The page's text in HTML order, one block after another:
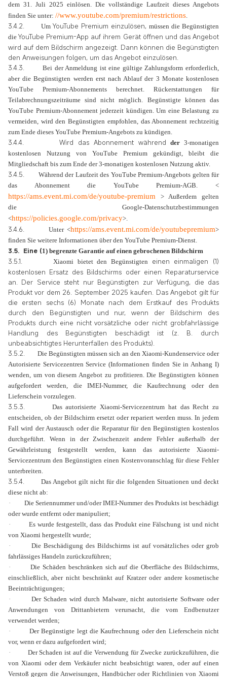
dem 31. Juli 2025 einlösen. Die vollständige Laufzeit dieses Angebots
finden Sie unter: //www.youtube.com/premium/restrictions.
3.4.2. Um YouTube Premium einzulösen, müssen die Begünstigten
dieYouTube Premium-App auf ihrem Gerät öffnen und das Angebot
wird auf dem Bildschirm angezeigt. Dann können die Begünstigten
den Anweisungen folgen, um das Angebot einzulösen.
3.4.3.
Bei der Anmeldung ist eine gültige Zahlungsform erforderlich,
aber die Begünstigten werden erst nach Ablauf der 3 Monate kostenlosen
YouTube Premium-Abonnements berechnet. Rückerstattungen für
Teilabrechnungszeiträume sind nicht möglich. Begünstigte können das
YouTube Premium-Abonnement jederzeit kündigen. Um eine Belastung zu
vermeiden, wird den Begünstigten empfohlen, das Abonnement rechtzeitig
zum Ende dieses YouTube Premium-Angebots zu kündigen.
3.4.4. Wird das Abonnement währendder 3-monatigen
kostenlosen Nutzung von YouTube Premium gekündigt, bleibt die
Mitgliedschaft bis zum Ende der 3-monatigen kostenlosen Nutzung aktiv.
3.4.5.
Während der Laufzeit des YouTube Premium-Angebots gelten für
das Abonnement die YouTube Premium-AGB. <
https://ams.event.mi.com/de/youtube-premium > Außerdem gelten
die Google-Datenschutzbestimmungen
<https://policies.google.com/privacy>.
3.4.6. Unter <https://ams.event.mi.com/de/youtubepremium>
finden Sie weitere Informationen über den YouTube Premium-Dienst.
3.5. Eine (1) begrenzte Garantie auf einen gebrochenen Bildschirm
3.5.1. Xiaomi bietet den Begünstigten einen einmaligen (1)
kostenlosen Ersatz des Bildschirms oder einen Reparaturservice
an. Der Service steht nur Begünstigten zur Verfügung, die das
Produkt vor dem 26. September 2025 kaufen. Das Angebot gilt für
die ersten sechs (6) Monate nach dem Erstkauf des Produkts
durch den Begünstigten und nur, wenn der Bildschirm des
Produkts durch eine nicht vorsätzliche oder nicht grobfahrlässige
Handlung des Begünstigten beschädigt ist (z. B. durch
unbeabsichtigtes Herunterfallen des Produkts).
3.5.2.
Die Begünstigten müssen sich an den Xiaomi-Kundenservice oder
Autorisierte Servicezentren Service (Informationen finden Sie in Anhang I)
wenden, um von diesem Angebot zu profitieren. Die Begünstigten können
aufgefordert werden, die IMEI-Nummer, die Kaufrechnung oder den
Lieferschein vorzulegen.
3.5.3.
Das autorisierte Xiaomi-Servicezentrum hat das Recht zu
entscheiden, ob der Bildschirm ersetzt oder repariert werden muss. In jedem
Fall wird der Austausch oder die Reparatur für den Begünstigten kostenlos
durchgeführt. Wenn in der Zwischenzeit andere Fehler außerhalb der
Gewährleistung festgestellt werden, kann das autorisierte Xiaomi-
Servicezentrum den Begünstigten einen Kostenvoranschlag für diese Fehler
unterbreiten.
3.5.4.
Das Angebot gilt nicht für die folgenden Situationen und deckt
diese nicht ab:
·
Die Seriennummer und/oder IMEI-Nummer des Produkts ist beschädigt
oder wurde entfernt oder manipuliert;
·
Es wurde festgestellt, dass das Produkt eine Fälschung ist und nicht
von Xiaomi hergestellt wurde;
·
Die Beschädigung des Bildschirms ist auf vorsätzliches oder grob
fahrlässiges Handeln zurückzuführen;
·
Die Schäden beschränken sich auf die Oberfläche des Bildschirms,
einschließlich, aber nicht beschränkt auf Kratzer oder andere kosmetische
Beeinträchtigungen;
·
Der Schaden wird durch Malware, nicht autorisierte Software oder
Anwendungen von Drittanbietern verursacht, die vom Endbenutzer
verwendet werden;
·
Der Begünstigte legt die Kaufrechnung oder den Lieferschein nicht
vor, wenn er dazu aufgefordert wird;
·
Der Schaden ist auf die Verwendung für Zwecke zurückzuführen, die
von Xiaomi oder dem Verkäufer nicht beabsichtigt waren, oder auf einen
Verstoß gegen die Anweisungen, Handbücher oder Richtlinien von Xiaomi